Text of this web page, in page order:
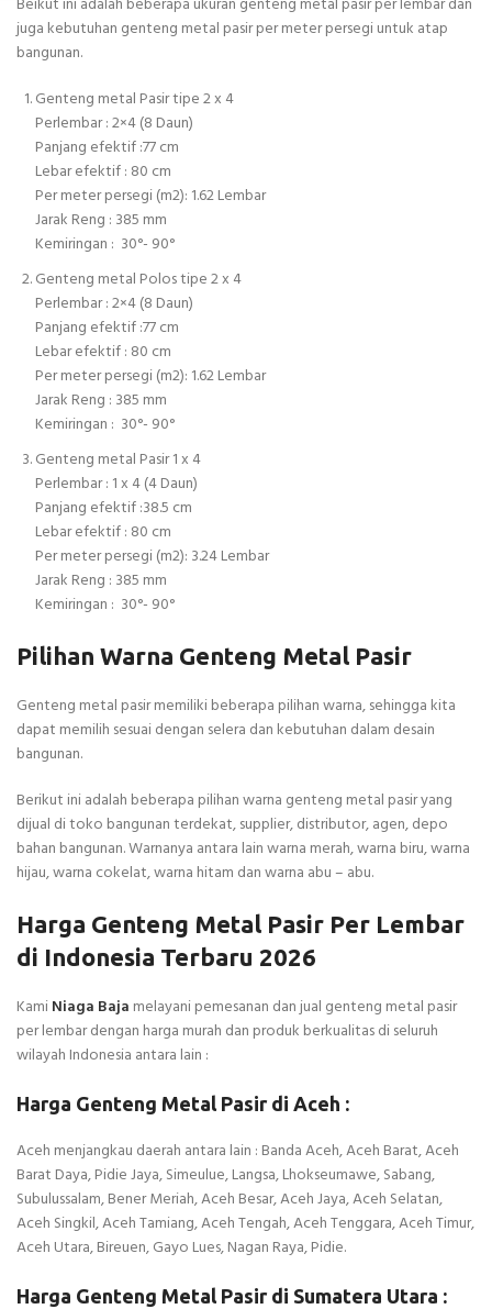
Beikut ini adalah beberapa ukuran genteng metal pasir per lembar dan
juga kebutuhan genteng metal pasir per meter persegi untuk atap
bangunan.
Genteng metal Pasir tipe 2 x 4
Perlembar : 2×4 (8 Daun)
Panjang efektif :77 cm
Lebar efektif : 80 cm
Per meter persegi (m2): 1.62 Lembar
Jarak Reng : 385 mm
Kemiringan : 30°- 90°
Genteng metal Polos tipe 2 x 4
Perlembar : 2×4 (8 Daun)
Panjang efektif :77 cm
Lebar efektif : 80 cm
Per meter persegi (m2): 1.62 Lembar
Jarak Reng : 385 mm
Kemiringan : 30°- 90°
Genteng metal Pasir 1 x 4
Perlembar : 1 x 4 (4 Daun)
Panjang efektif :38.5 cm
Lebar efektif : 80 cm
Per meter persegi (m2): 3.24 Lembar
Jarak Reng : 385 mm
Kemiringan : 30°- 90°
Pilihan Warna Genteng Metal Pasir
Genteng metal pasir memiliki beberapa pilihan warna, sehingga kita
dapat memilih sesuai dengan selera dan kebutuhan dalam desain
bangunan.
Berikut ini adalah beberapa pilihan warna genteng metal pasir yang
dijual di toko bangunan terdekat, supplier, distributor, agen, depo
bahan bangunan. Warnanya antara lain warna merah, warna biru, warna
hijau, warna cokelat, warna hitam dan warna abu – abu.
Harga Genteng Metal Pasir Per Lembar
di Indonesia Terbaru 2026
KamiNiaga Baja melayani pemesanan dan jual genteng metal pasir
per lembar dengan harga murah dan produk berkualitas di seluruh
wilayah Indonesia antara lain :
Harga Genteng Metal Pasir di Aceh :
Aceh menjangkau daerah antara lain : Banda Aceh, Aceh Barat, Aceh
Barat Daya, Pidie Jaya, Simeulue, Langsa, Lhokseumawe, Sabang,
Subulussalam, Bener Meriah, Aceh Besar, Aceh Jaya, Aceh Selatan,
Aceh Singkil, Aceh Tamiang, Aceh Tengah, Aceh Tenggara, Aceh Timur,
Aceh Utara, Bireuen, Gayo Lues, Nagan Raya, Pidie.
Harga Genteng Metal Pasir di Sumatera Utara :